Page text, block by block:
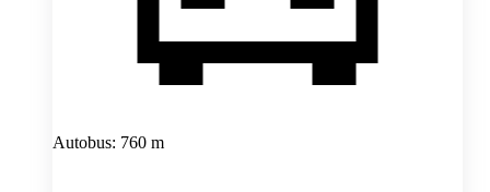
Autobus: 760 m